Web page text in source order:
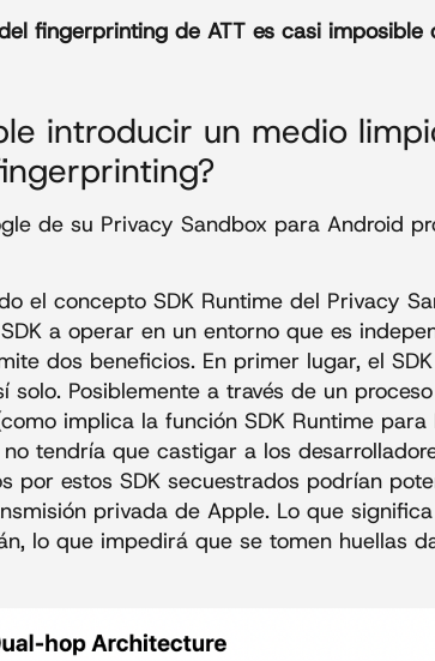
fingerprinting de ATT es casi imposible
introducir un medio
de su Privacy Sandbox para Android
el concepto SDK Runtime del Privacy
a operar en un entorno que es
dos beneficios. En primer lugar, el
solo. Posiblemente a través de un
implica la función SDK Runtime
tendría que castigar a los
por estos SDK secuestrados podrían
privada de Apple. Lo que
lo que impedirá que se tomen huellas